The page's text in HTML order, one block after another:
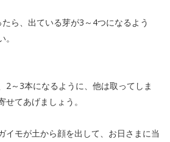
ら、出ている芽が3～4つになるよう
2～3本になるように、他は取ってしま
てあげましょう。
イモが土から顔を出して、お日さまに当